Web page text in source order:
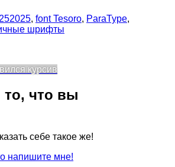
2025, font Tesoro, ParaType,
шрифты
курсив
что вы
себе такое же!
напишите мне!